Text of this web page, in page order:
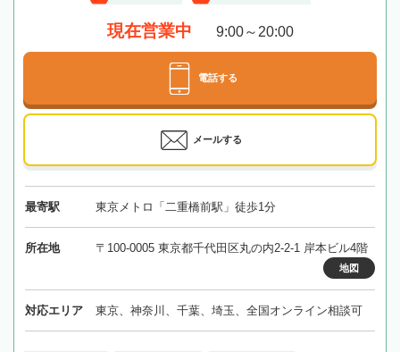
現在営業中 9:00～20:00
電話する
メールする
最寄駅 東京メトロ「二重橋前駅」徒歩1分
所在地 〒100-0005 東京都千代田区丸の内2-2-1 岸本ビル4階
地図
対応エリア 東京、神奈川、千葉、埼玉、全国オンライン相談可